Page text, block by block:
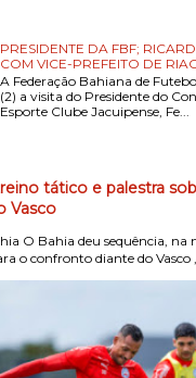
PRESIDENTE DA FBF;
COM VICE-PREFEITO DE
A Federação Bahiana de
(2) a visita do Presidente do
Esporte Clube Jacuipense, Fe...
tático e palestra
Vasco
O Bahia deu sequência,
o confronto diante do Vasco